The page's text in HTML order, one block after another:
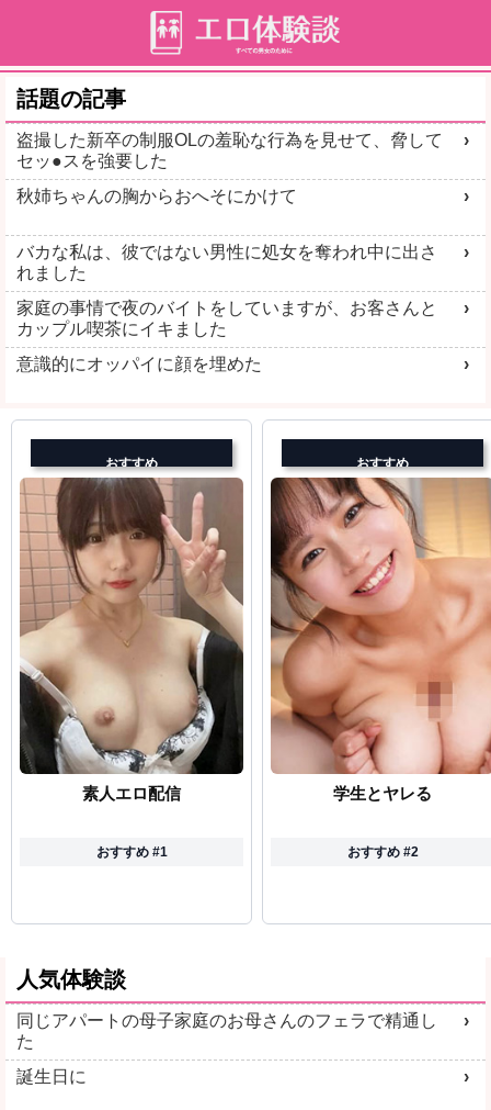
話題の記事
盗撮した新卒の制服OLの羞恥な行為を見せて、脅して
セッ●スを強要した
秋姉ちゃんの胸からおへそにかけて
バカな私は、彼ではない男性に処女を奪われ中に出さ
れました
家庭の事情で夜のバイトをしていますが、お客さんと
カップル喫茶にイキました
意識的にオッパイに顔を埋めた
おすすめ
素人エロ配信
おすすめ #1
おすすめ
学生とヤレる
おすすめ #2
人気体験談
同じアパートの母子家庭のお母さんのフェラで精通し
た
誕生日に